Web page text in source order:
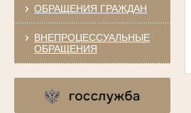
ОБРАЩЕНИЯ ГРАЖДАН
ВНЕПРОЦЕССУАЛЬНЫЕ
ОБРАЩЕНИЯ